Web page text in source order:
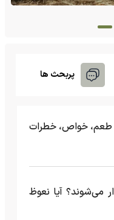
پربحث ها
طعم، خواص، خطرات
می‌شوند؟ آیا نعوظ